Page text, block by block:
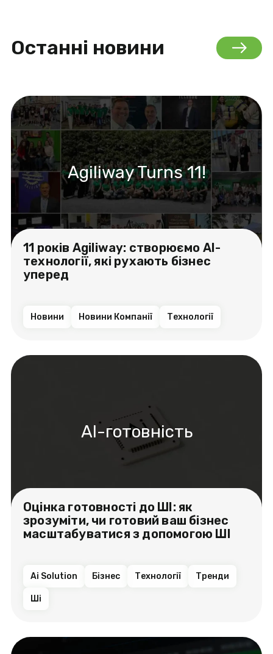
Останні новини
Agiliway Turns 11!
11 років Agiliway: створюємо AI-
технології, які рухають бізнес
уперед
Новини Новини Компанії Технології
AI-готовність
Оцінка готовності до ШІ: як
зрозуміти, чи готовий ваш бізнес
масштабуватися з допомогою ШІ
Ai Solution Бізнес Технології Тренди
Ші